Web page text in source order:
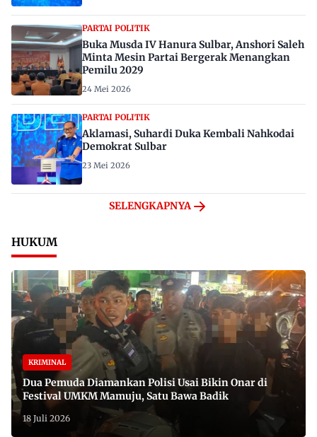
PARTAI POLITIK
Buka Musda IV Hanura Sulbar, Anshori Saleh
Minta Mesin Partai Bergerak Menangkan
Pemilu 2029
24 Mei 2026
PARTAI POLITIK
Aklamasi, Suhardi Duka Kembali Nahkodai
Demokrat Sulbar
23 Mei 2026
SELENGKAPNYA
HUKUM
KRIMINAL
Dua Pemuda Diamankan Polisi Usai Bikin Onar di
Festival UMKM Mamuju, Satu Bawa Badik
18 Juli 2026